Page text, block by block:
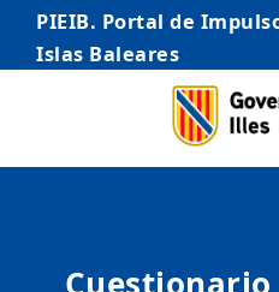
PIEIB. Portal de
Islas Baleares
INICIO
AUTÓNOMO/AUTÓNOMA